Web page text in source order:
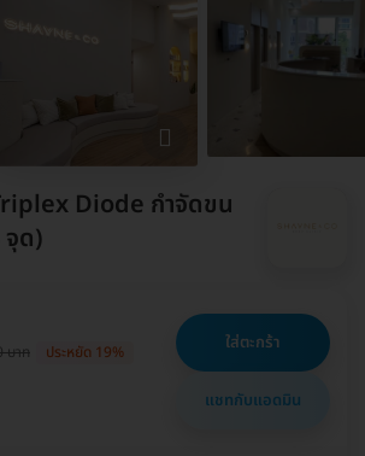
Diode กำจัดขน
จุด)
บาท ประหยัด 19% ใส่ตะกร้า
แชทกับแอดมิน